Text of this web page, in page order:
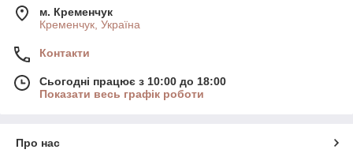
м. Кременчук
Кременчук, Україна
Контакти
Сьогодні працює з 10:00 до 18:00
Показати весь графік роботи
Про нас